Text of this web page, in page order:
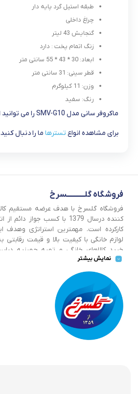
طبقه استیل گرد پایه دار
چراغ داخلی
گنجایش 43 لیتر
زنگ اتمام پخت : دارد
ابعاد: 30 * 43 * 55 سانتی متر
قطر سینی: 31 سانتی متر
وزن: 11 کیلوگرم
رنگ: سفید
ماکروفر سانی مدل SMV-G10 را می توانید از
برای مشاهده انواع تسترها ما را دنبال
فروشگاه گلــــــــــــسرخ
فروشگاه گلسرخ با هدف عرضه مستقیم
کننده درسال 1379 با کسب جواز
کارکرده است. مهمترین استراتژی وهدف
لوازم خانگی با کیفیت بالا و قیمت
خرید کالاهای خانگی و تهیه جهیزیه
صورت می پذیرد . گسترش کسب وکارهای
با ایجاد فروشگاه اینترنتی گلسرخ به
شرایط بهتر بپردازیم.
نمایش بیشتر